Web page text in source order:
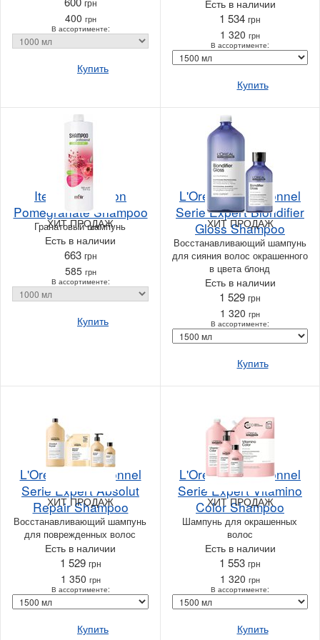
400 грн
В ассортименте:
Купить
Есть в наличии
1 534 грн
1 320 грн
В ассортименте:
Купить
ХИТ ПРОДАЖ
Itely Hairfashion
Pomegranate Shampoo
Гранатовый шампунь
Есть в наличии
663 грн
585 грн
В ассортименте:
Купить
ХИТ ПРОДАЖ
L'Oreal Professionnel
Serie Expert Blondifier
Gloss Shampoo
Восстанавливающий шампунь
для сияния волос окрашенного
в цвета блонд
Есть в наличии
1 529 грн
1 320 грн
В ассортименте:
Купить
ХИТ ПРОДАЖ
L'Oreal Professionnel
Serie Expert Absolut
Repair Shampoo
Восстанавливающий шампунь
для поврежденных волос
Есть в наличии
1 529 грн
1 350 грн
В ассортименте:
Купить
ХИТ ПРОДАЖ
L'Oreal Professionnel
Serie Expert Vitamino
Color Shampoo
Шампунь для окрашенных
волос
Есть в наличии
1 553 грн
1 320 грн
В ассортименте:
Купить